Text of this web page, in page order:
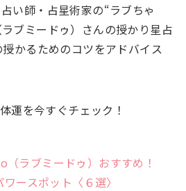
い師・占星術家の“ラブちゃ
ブミードゥ）さんの授かり星占
かるためのコツをアドバイス
運を今すぐチェック！
（ラブミードゥ）おすすめ！
ースポット〈６選〉